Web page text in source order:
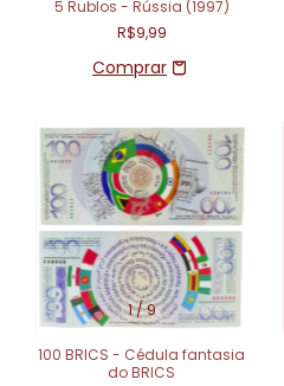
5 Rublos - Rússia (1997)
R$9,99
1/9
100 BRICS - Cédula fantasia
do BRICS